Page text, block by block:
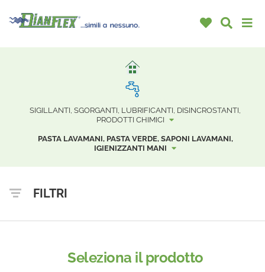
SIGILLANTI, SGORGANTI, LUBRIFICANTI, DISINCROSTANTI,
PRODOTTI CHIMICI
PASTA LAVAMANI, PASTA VERDE, SAPONI LAVAMANI,
IGIENIZZANTI MANI
FILTRI
Seleziona il prodotto